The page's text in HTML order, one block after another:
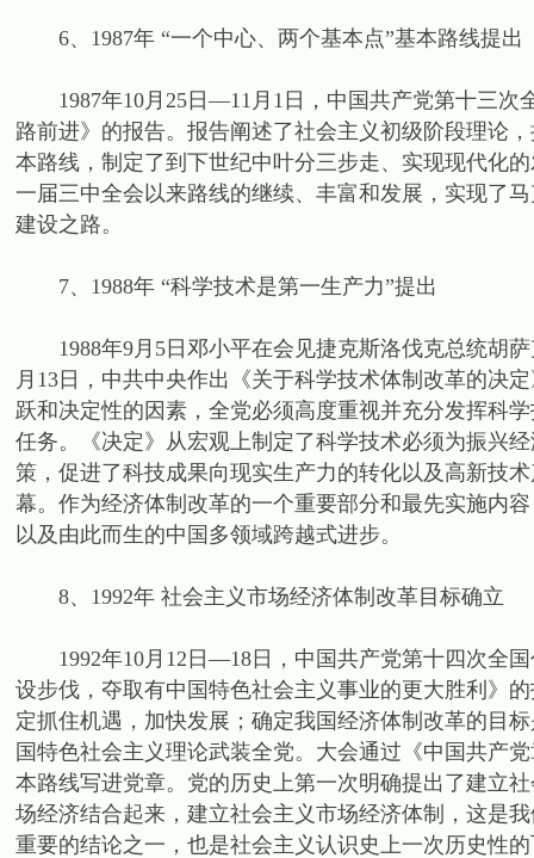
6、1987年 “一个中心、两个基本点”基本路线提出
1987年10月25日—11月1日，中国共产党第十三次
路前进》的报告。报告阐述了社会主义初级阶段理论
本路线，制定了到下世纪中叶分三步走、实现现代化
一届三中全会以来路线的继续、丰富和发展，实现了
建设之路。
7、1988年 “科学技术是第一生产力”提出
1988年9月5日邓小平在会见捷克斯洛伐克总统胡萨
月13日，中共中央作出《关于科学技术体制改革的决
跃和决定性的因素，全党必须高度重视并充分发挥科
任务。《决定》从宏观上制定了科学技术必须为振兴
策，促进了科技成果向现实生产力的转化以及高新技
幕。作为经济体制改革的一个重要部分和最先实施内
以及由此而生的中国多领域跨越式进步。
8、1992年 社会主义市场经济体制改革目标确立
1992年10月12日—18日，中国共产党第十四次全国
设步伐，夺取有中国特色社会主义事业的更大胜利》
定抓住机遇，加快发展；确定我国经济体制改革的目
国特色社会主义理论武装全党。大会通过《中国共产
本路线写进党章。党的历史上第一次明确提出了建立
场经济结合起来，建立社会主义市场经济体制，这是
重要的结论之一，也是社会主义认识史上一次历史性